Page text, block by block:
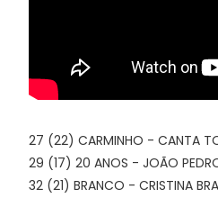
27 (22) CARMINHO - CANTA
29 (17) 20 ANOS - JOÃO
32 (21) BRANCO - CRISTINA